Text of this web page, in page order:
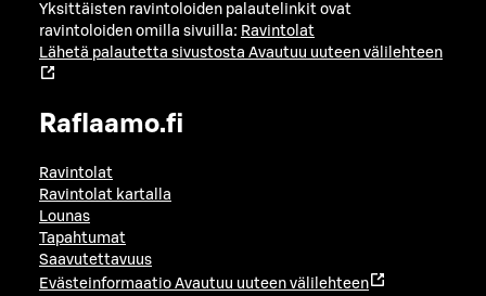
Yksittäisten ravintoloiden palautelinkit ovat
ravintoloiden omilla sivuilla: Ravintolat
Lähetä palautetta sivustosta Avautuu uuteen välilehteen
Raflaamo.fi
Ravintolat
Ravintolat kartalla
Lounas
Tapahtumat
Saavutettavuus
Evästeinformaatio Avautuu uuteen välilehteen